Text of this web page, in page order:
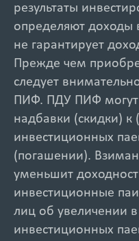
результаты
определяют доходы
не гарантирует
Прежде чем
следует
ПИФ. ПДУ ПИФ могут
надбавки (скидки) к
инвестиционных
(погашении).
уменьшит
инвестиционные
лиц об увеличении
инвестиционных